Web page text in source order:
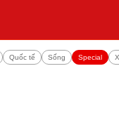
Quốc tế Sống Special